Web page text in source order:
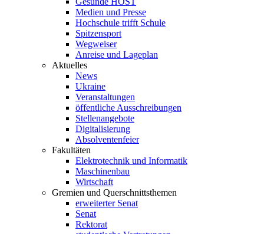
Medien und Presse
Hochschule trifft Schule
Spitzensport
Wegweiser
Anreise und Lageplan
Aktuelles
News
Ukraine
Veranstaltungen
öffentliche Ausschreibungen
Stellenangebote
Digitalisierung
Absolventenfeier
Fakultäten
Elektrotechnik und Informatik
Maschinenbau
Wirtschaft
Gremien und Querschnittsthemen
erweiterter Senat
Senat
Rektorat